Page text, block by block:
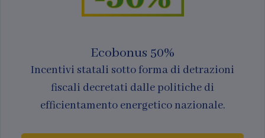
Ecobonus 50%
Incentivi statali sotto forma di detrazioni
fiscali decretati dalle politiche di
efficientamento energetico nazionale.